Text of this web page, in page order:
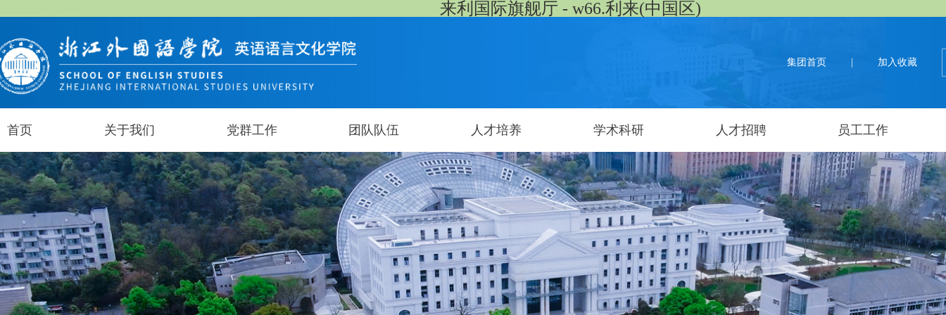
来利国际旗舰厅 - w66.利来(中国区)
集团首页 加入收藏
首页 关于我们 党群工作 团队队伍 人才培养 学术科研 人才招聘 员工工作